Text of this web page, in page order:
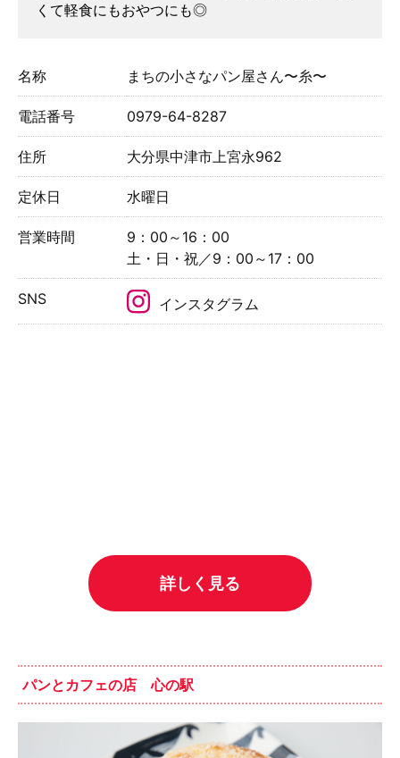
くて軽食にもおやつにも◎
名称 まちの小さなパン屋さん〜糸〜
電話番号 0979-64-8287
住所 大分県中津市上宮永962
定休日 水曜日
営業時間
9：00～16：00
土・日・祝／9：00～17：00
SNS インスタグラム
詳しく見る
パンとカフェの店 心の駅